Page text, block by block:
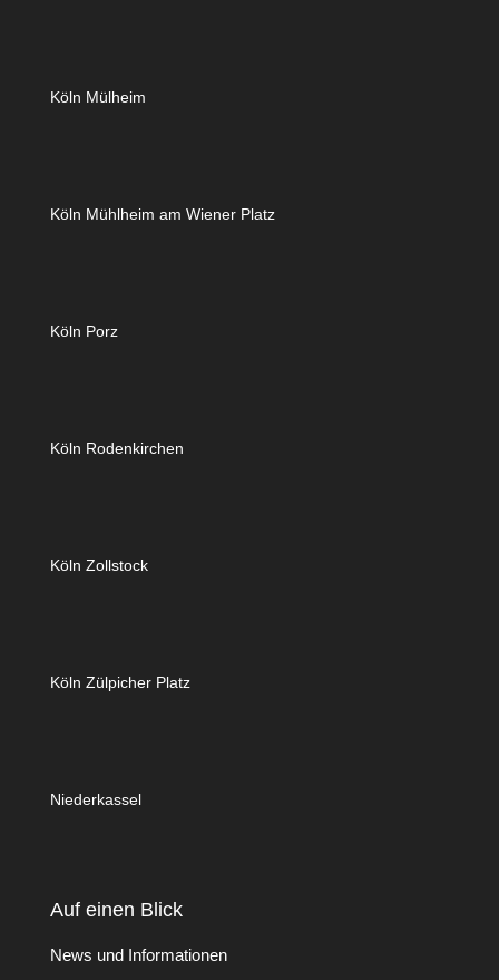
Köln Mülheim
Köln Mühlheim am Wiener Platz
Köln Porz
Köln Rodenkirchen
Köln Zollstock
Köln Zülpicher Platz
Niederkassel
Auf einen Blick
News und Informationen